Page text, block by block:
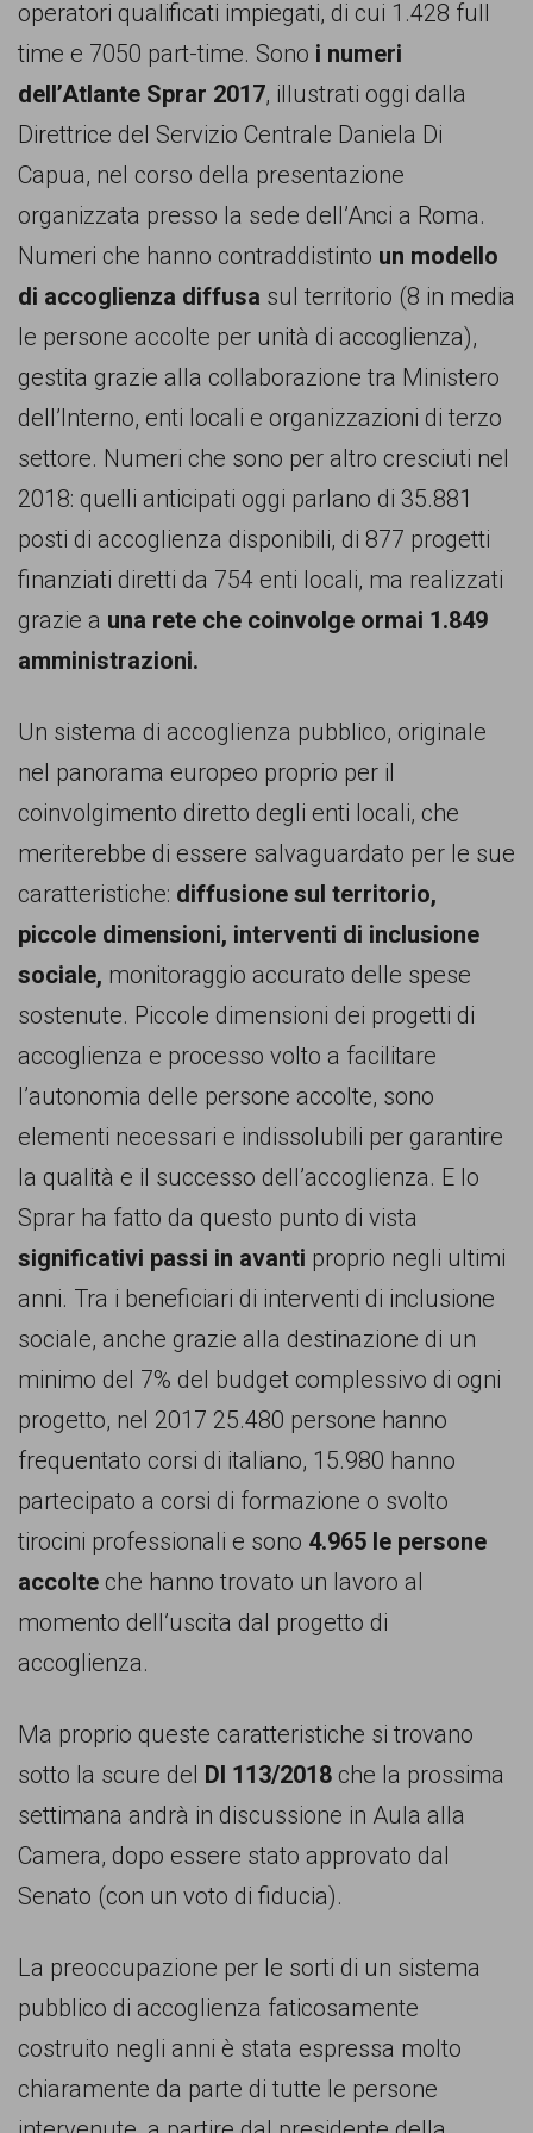
persone,
associazioni
movimenti
che
battono
per
pari
opportunità
garanzia
dei
diritti
per
tutti.
operatori qualificati impiegati, di cui 1.428 full
time e 7050 part-time. Sono i numeri
dell’Atlante Sprar 2017, illustrati oggi dalla
Direttrice del Servizio Centrale Daniela Di
Capua, nel corso della presentazione
organizzata presso la sede dell’Anci a Roma.
Numeri che hanno contraddistinto un modello
di accoglienza diffusa sul territorio (8 in media
le persone accolte per unità di accoglienza),
gestita grazie alla collaborazione tra Ministero
dell’Interno, enti locali e organizzazioni di terzo
settore. Numeri che sono per altro cresciuti nel
2018: quelli anticipati oggi parlano di 35.881
posti di accoglienza disponibili, di 877 progetti
finanziati diretti da 754 enti locali, ma realizzati
grazie a una rete che coinvolge ormai 1.849
amministrazioni.
Un sistema di accoglienza pubblico, originale
nel panorama europeo proprio per il
coinvolgimento diretto degli enti locali, che
meriterebbe di essere salvaguardato per le sue
caratteristiche: diffusione sul territorio,
piccole dimensioni, interventi di inclusione
sociale, monitoraggio accurato delle spese
sostenute. Piccole dimensioni dei progetti di
accoglienza e processo volto a facilitare
l’autonomia delle persone accolte, sono
elementi necessari e indissolubili per garantire
la qualità e il successo dell’accoglienza. E lo
Sprar ha fatto da questo punto di vista
significativi passi in avanti proprio negli ultimi
anni. Tra i beneficiari di interventi di inclusione
sociale, anche grazie alla destinazione di un
minimo del 7% del budget complessivo di ogni
progetto, nel 2017 25.480 persone hanno
frequentato corsi di italiano, 15.980 hanno
partecipato a corsi di formazione o svolto
tirocini professionali e sono 4.965 le persone
accolte che hanno trovato un lavoro al
momento dell’uscita dal progetto di
accoglienza.
Ma proprio queste caratteristiche si trovano
sotto la scure del Dl 113/2018 che la prossima
settimana andrà in discussione in Aula alla
Camera, dopo essere stato approvato dal
Senato (con un voto di fiducia).
La preoccupazione per le sorti di un sistema
pubblico di accoglienza faticosamente
costruito negli anni è stata espressa molto
chiaramente da parte di tutte le persone